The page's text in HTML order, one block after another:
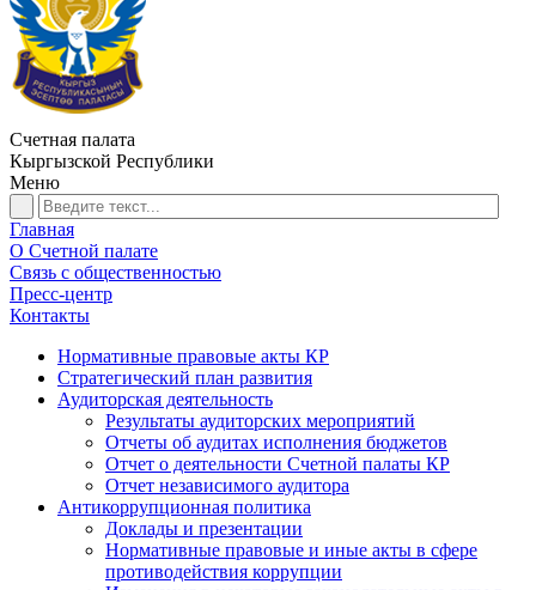
Счетная палата
Кыргызской Республики
Меню
Главная
О Счетной палате
Связь с общественностью
Пресс-центр
Контакты
Нормативные правовые акты КР
Стратегический план развития
Аудиторская деятельность
Результаты аудиторских мероприятий
Отчеты об аудитах исполнения бюджетов
Отчет о деятельности Счетной палаты КР
Отчет независимого аудитора
Антикоррупционная политика
Доклады и презентации
Нормативные правовые и иные акты в сфере
противодействия коррупции